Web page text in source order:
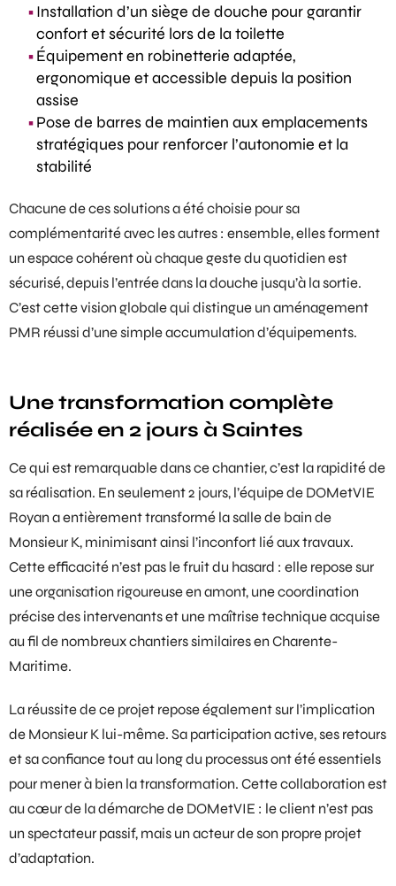
Installation d’un siège de douche pour garantir
confort et sécurité lors de la toilette
Équipement en robinetterie adaptée,
ergonomique et accessible depuis la position
assise
Pose de barres de maintien aux emplacements
stratégiques pour renforcer l’autonomie et la
stabilité
Chacune de ces solutions a été choisie pour sa
complémentarité avec les autres : ensemble, elles forment
un espace cohérent où chaque geste du quotidien est
sécurisé, depuis l’entrée dans la douche jusqu’à la sortie.
C’est cette vision globale qui distingue un aménagement
PMR réussi d’une simple accumulation d’équipements.
Une transformation complète
réalisée en 2 jours à Saintes
Ce qui est remarquable dans ce chantier, c’est la rapidité de
sa réalisation. En seulement 2 jours, l’équipe de DOMetVIE
Royan a entièrement transformé la salle de bain de
Monsieur K, minimisant ainsi l’inconfort lié aux travaux.
Cette efficacité n’est pas le fruit du hasard : elle repose sur
une organisation rigoureuse en amont, une coordination
précise des intervenants et une maîtrise technique acquise
au fil de nombreux chantiers similaires en Charente-
Maritime.
La réussite de ce projet repose également sur l’implication
de Monsieur K lui-même. Sa participation active, ses retours
et sa confiance tout au long du processus ont été essentiels
pour mener à bien la transformation. Cette collaboration est
au cœur de la démarche de DOMetVIE : le client n’est pas
un spectateur passif, mais un acteur de son propre projet
d’adaptation.